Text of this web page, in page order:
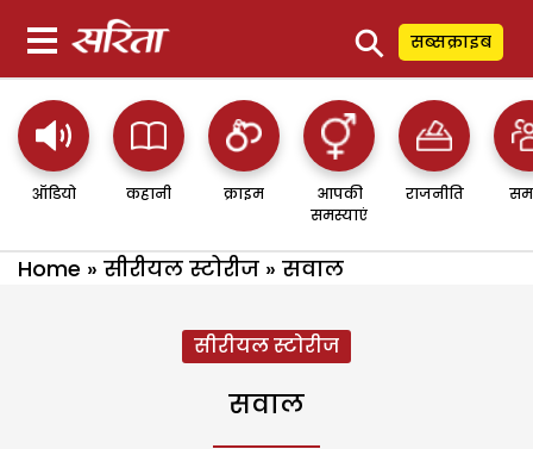
⚲ सब्सक्राइब
ऑडियो कहानी क्राइम
आपकी
समस्याएं
राजनीति
Home » सीरीयल स्टोरीज » सवाल
सीरीयल स्टोरीज
सवाल